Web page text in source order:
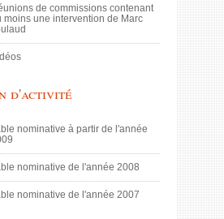
de commissions contenant
moins une intervention de Marc
d'activité
nominative à partir de l'année
nominative de l'année 2008
nominative de l'année 2007